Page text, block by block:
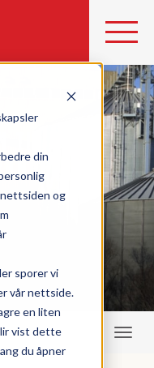
din
og
sporer vi
vår nettside.
en liten
vist dette
du åpner
TIL